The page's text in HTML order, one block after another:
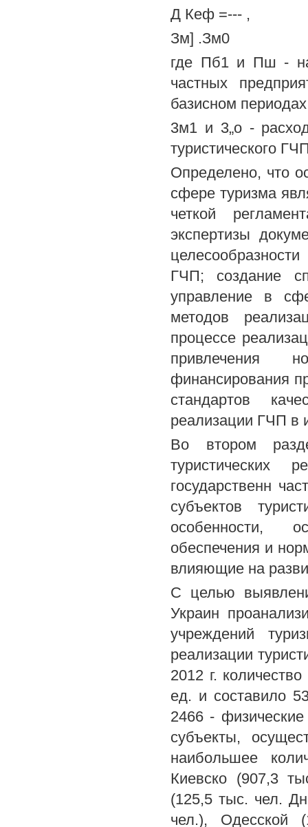
Д Кеф =--- ,
Зм] .Зм0
где Пб1 и Пш -
частных
базисном
3м1 и 3„о -
туристического
Определено, что
сфере туризма
четкой
экспертизы
ГЧП; создание
управление в
методов
процессе
привлечения
финансирования
стандартов
реализации ГЧП в
Во втором
туристических
государственн
субъектов
особенности,
обеспечения и
влияющие на
С целью
Украин
учреждений
реализации
2012 г.
ед. и составило
2466 -
субъекты,
наибольшее
Киевско (907,3
(125,5 тыс. чел.
чел.), Одесской